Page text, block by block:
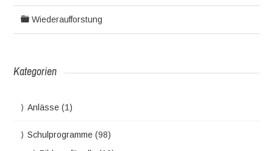
Wiederaufforstung
Kategorien
Anlässe (1)
Schulprogramme (98)